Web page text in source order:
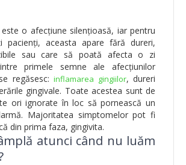
o afecțiune silențioasă, iar pentru
pacienți, aceasta apare fără dureri,
sau care să poată afecta o zi
primele semne ale afecțiunilor
regăsesc:inflamarea gingiilor, dureri
gingivale. Toate acestea sunt de
ori ignorate în loc să pornească un
Majoritatea simptomelor pot fi
din prima faza, gingivita.
atunci când nu luăm